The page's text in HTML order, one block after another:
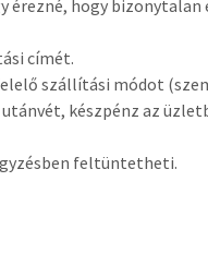
hogy
címét.
szállítási módot
készpénz az
feltüntetheti.